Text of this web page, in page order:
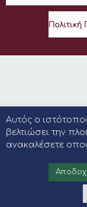
Αυτός ο
βελτιώσει την
ανακαλέσετε